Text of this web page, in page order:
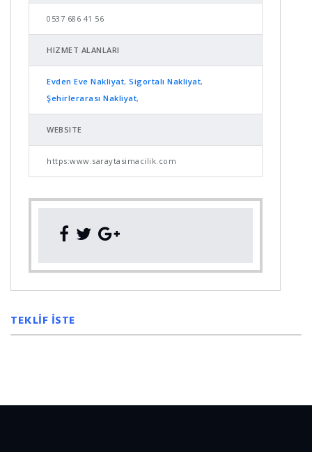
0537 686 41 56
HIZMET ALANLARI
Evden Eve Nakliyat, Sigortalı Nakliyat,
Şehirlerarası Nakliyat,
WEBSITE
https:www.saraytasimacilik.com
TEKLİF İSTE